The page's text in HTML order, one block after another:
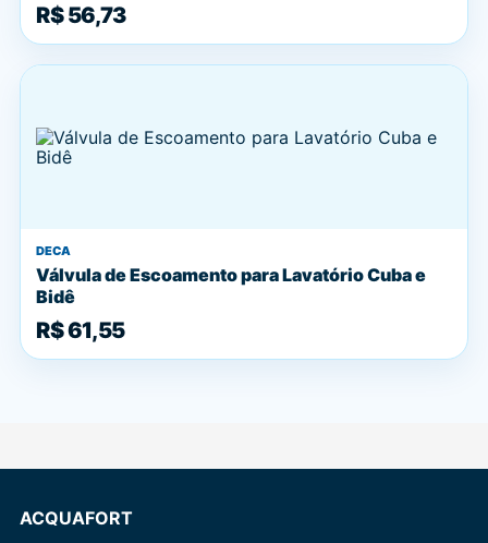
R$ 56,73
DECA
Válvula de Escoamento para Lavatório Cuba e
Bidê
R$ 61,55
ACQUAFORT